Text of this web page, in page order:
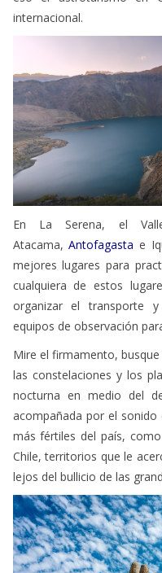
Antofagasta
e
mejores lugares para
cualquiera de estos
organizar el transporte
equipos de observación
las constelaciones y los
nocturna en medio del
más fértiles del país,
Chile, territorios que le
lejos del bullicio de las